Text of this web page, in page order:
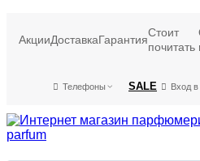
АкцииДоставкаГарантия
Стоит
почитать
Телефоны SALE Вход в